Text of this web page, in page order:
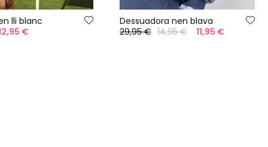
lli blanc
€
Dessuadora nen blava
29,95 € 14,95 € 11,95 €